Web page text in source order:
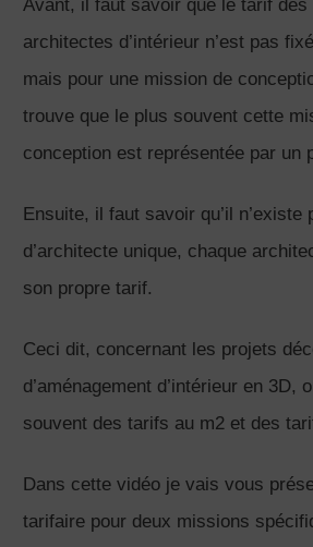
Avant, il faut savoir que le tarif
architectes d’intérieur n’est pas
mais pour une mission de
trouve que le plus souvent cette
conception est représentée par un
Ensuite, il faut savoir qu’il n’existe
d’architecte unique, chaque
son propre tarif.
Ceci dit, concernant les projets
d’aménagement d’intérieur en 3D,
souvent des tarifs au m2 et des
Dans cette vidéo je vais vous
tarifaire pour deux missions